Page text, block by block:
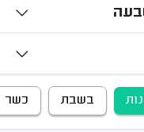
בשבת כשר